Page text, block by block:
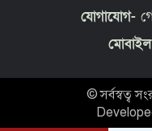
:
যোগাযোগ-
মোবাইল
© সর্বস্বত্ব